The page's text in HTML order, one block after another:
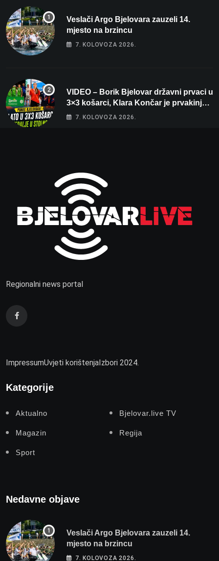
Veslači Argo Bjelovara zauzeli 14.
mjesto na brzincu
7. KOLOVOZA 2026.
VIDEO – Borik Bjelovar državni prvaci u
3×3 košarci, Klara Končar je prvakinja
Hrvatske u stolnom tenisu!
7. KOLOVOZA 2026.
Regionalni news portal
ImpressumUvjeti korištenjaIzbori 2024.
Kategorije
Aktualno Bjelovar.live TV
Magazin Regija
Sport
Nedavne objave
Veslači Argo Bjelovara zauzeli 14.
mjesto na brzincu
7. KOLOVOZA 2026.